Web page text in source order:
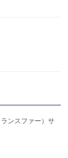
ンスファー）サ